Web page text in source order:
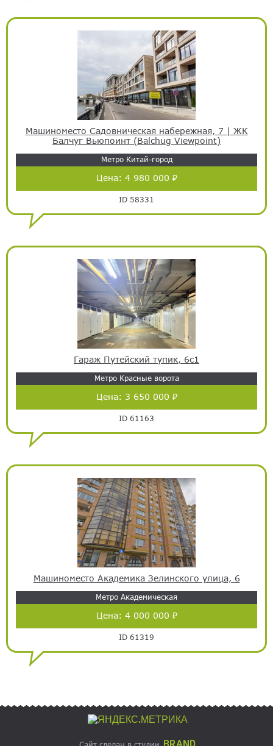
Машиноместо Садовническая набережная, 7 | ЖК
Балчуг Вьюпоинт (Balchug Viewpoint)
Метро Китай-город
Цена: 4 980 000 ₽
ID 58331
Гараж Путейский тупик, 6с1
Метро Красные ворота
Цена: 3 650 000 ₽
ID 61163
Машиноместо Академика Зелинского улица, 6
Метро Академическая
Цена: 4 000 000 ₽
ID 61319
Сайт сделан в студии